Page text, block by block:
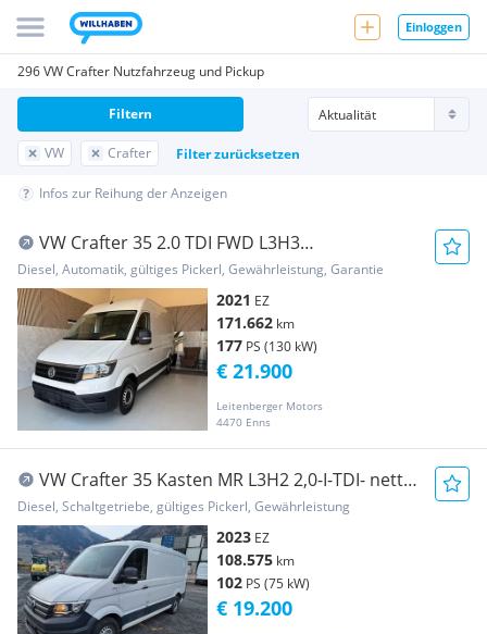
Einloggen
296 VW Crafter Nutzfahrzeug und Pickup
VW Crafter Filter zurücksetzen
Filtern
Infos zur Reihung der Anzeigen
VW Crafter 35 2.0 TDI FWD L3H3
Standheizung, Front... Transporter /
Kastenwagen
Diesel, Automatik, gültiges Pickerl, Gewährleistung, Garantie
2021 EZ
171.662 km
177 PS (130 kW)
Leitenberger Motors
4470 Enns
€ 21.900
VW Crafter 35 Kasten MR L3H2 2,0-I-TDI- netto
Eur.... Transporter / Kastenwagen
Diesel, Schaltgetriebe, gültiges Pickerl, Gewährleistung
2023 EZ
108.575 km
102 PS (75 kW)
€ 19.200